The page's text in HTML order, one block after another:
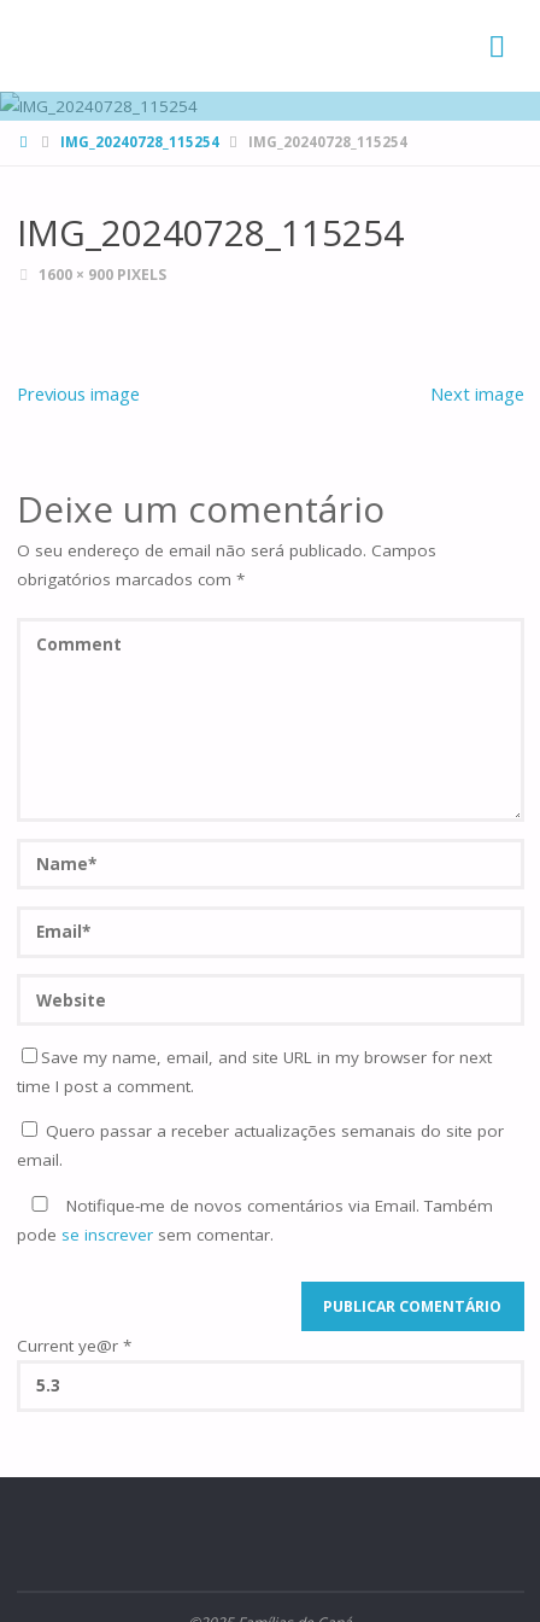
HOMEIMG_20240728_115254 IMG_20240728_115254
IMG_20240728_115254
FULL1600 × 900 PIXELS
Previous image Next image
Deixe um comentário
O seu endereço de email não será publicado. Campos
obrigatórios marcados com *
Save my name, email, and site URL in my browser for next
time I post a comment.
Quero passar a receber actualizações semanais do site por
email.
Notifique-me de novos comentários via Email. Também
pode se inscreversem comentar.
Current ye@r *